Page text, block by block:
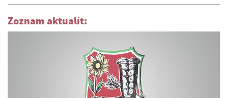
Zoznam aktualít: